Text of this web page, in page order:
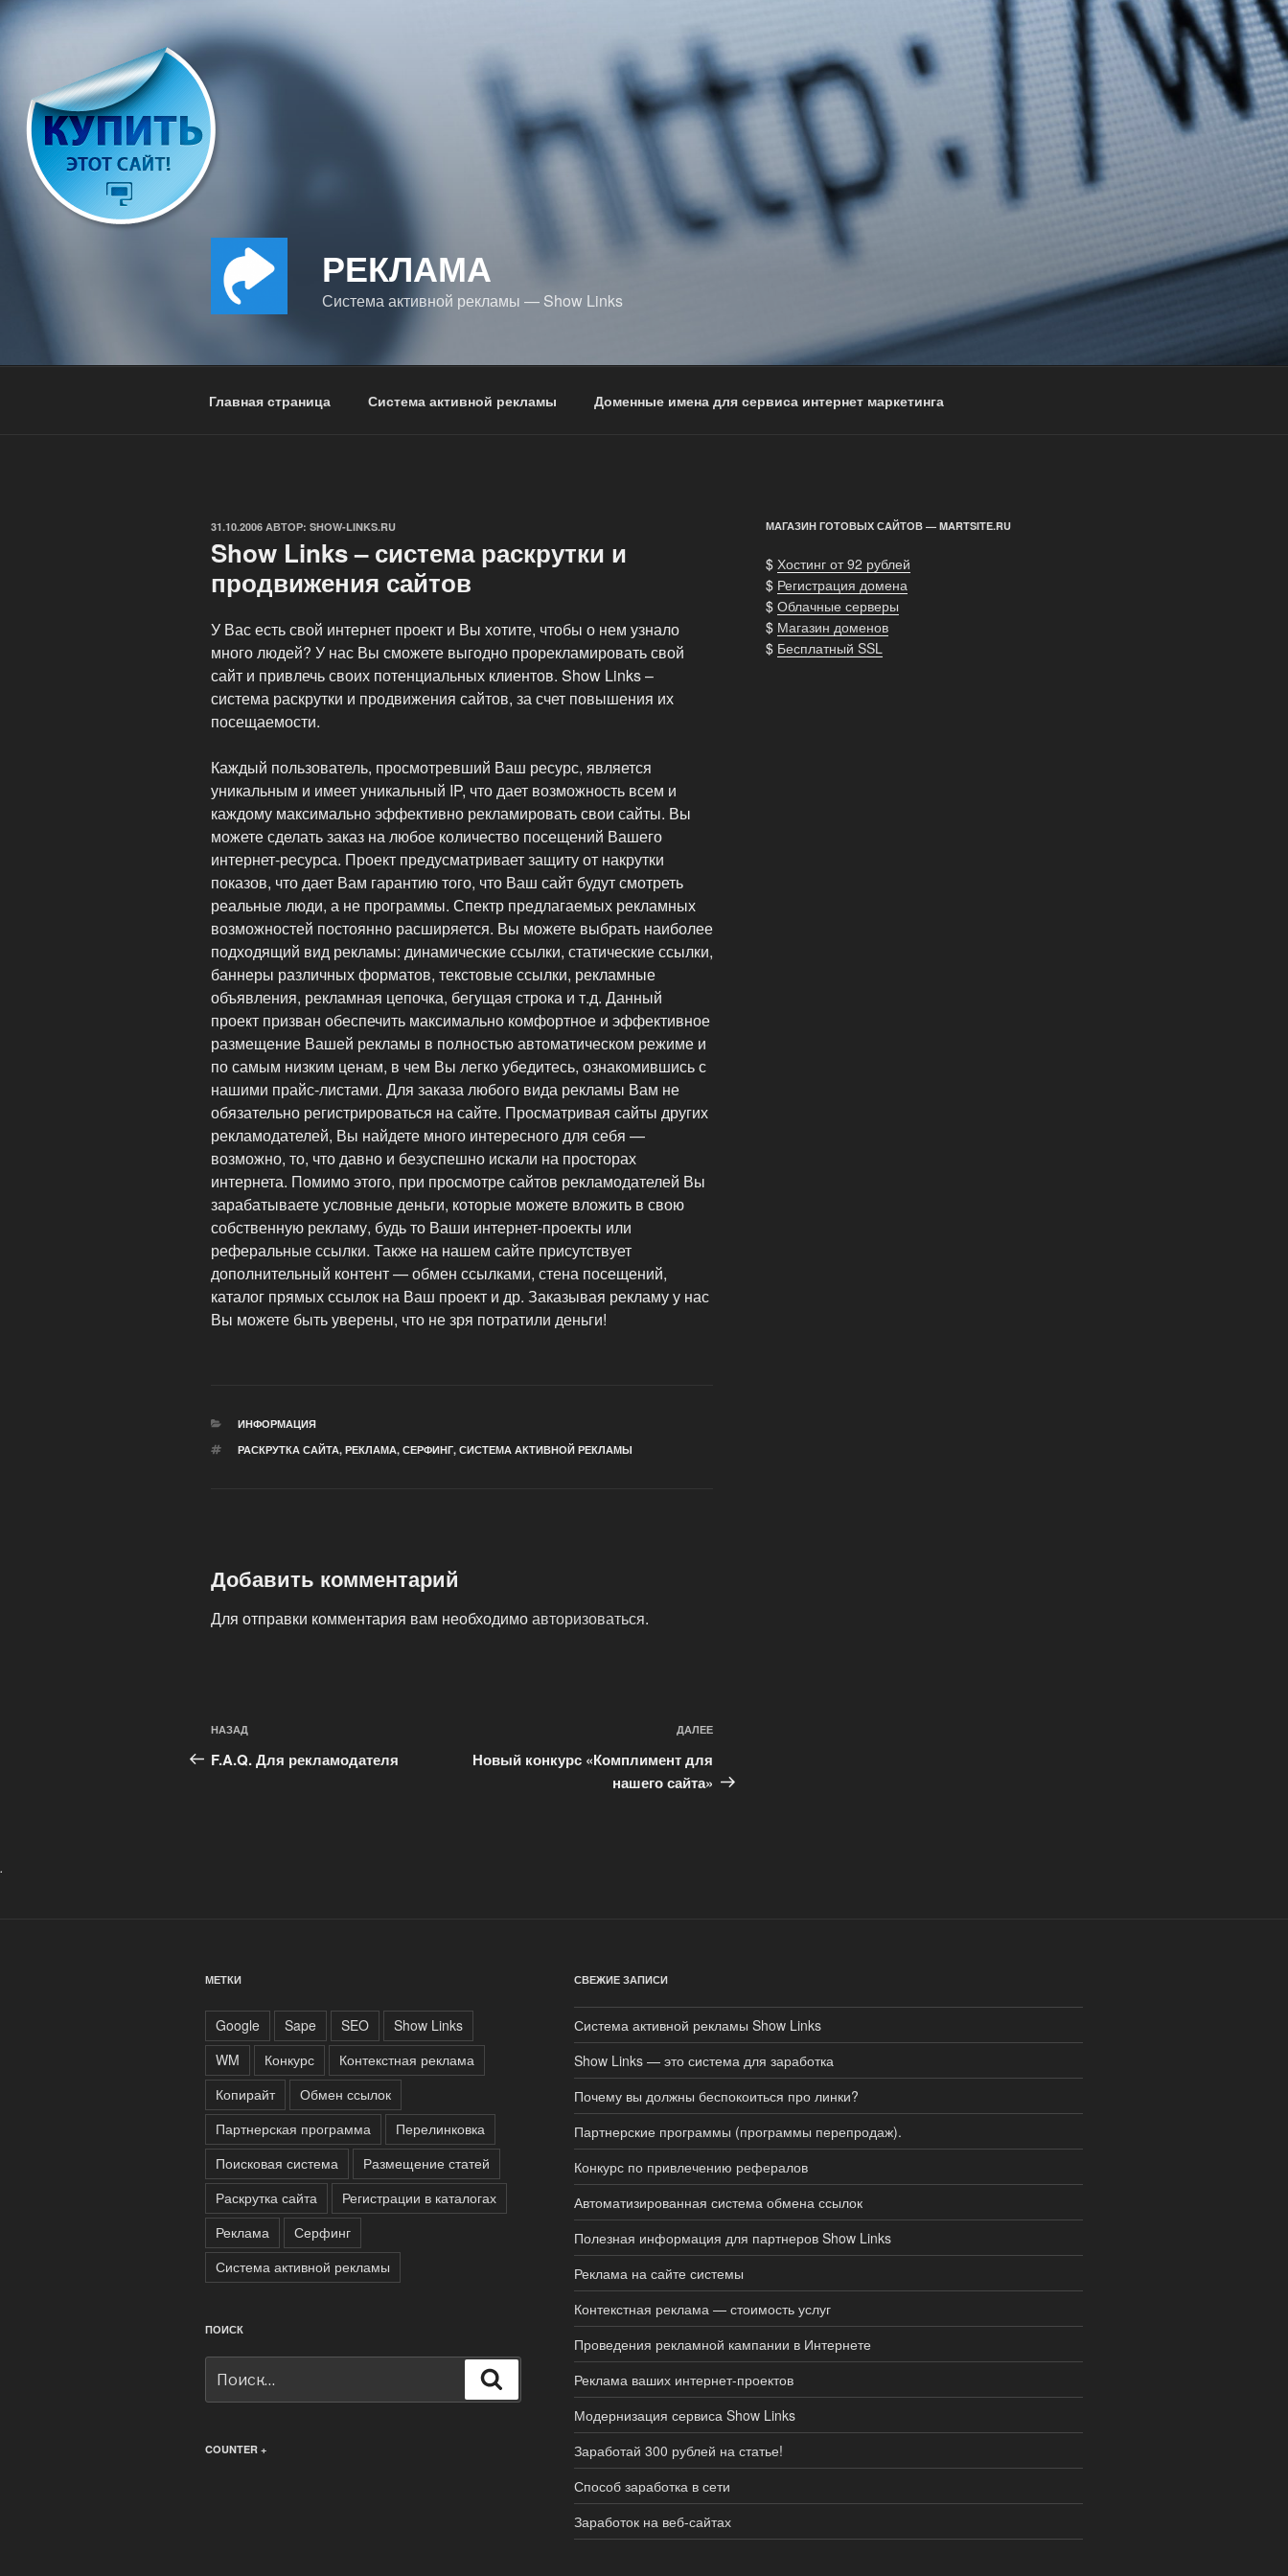
Перейти
РЕКЛАМА
Система активной рекламы — Show Links
Главная страница Система активной рекламы Доменные имена для сервиса интернет маркетинга
ОПУБЛИКОВАНО
31.10.2006 АВТОР: SHOW-LINKS.RU
Show Links – система раскрутки и
продвижения сайтов
У Вас есть свой интернет проект и Вы хотите, чтобы о нем узнало
много людей? У нас Вы сможете выгодно прорекламировать свой
сайт и привлечь своих потенциальных клиентов. Show Links –
система раскрутки и продвижения сайтов, за счет повышения их
посещаемости.
Каждый пользователь, просмотревший Ваш ресурс, является
уникальным и имеет уникальный IP, что дает возможность всем и
каждому максимально эффективно рекламировать свои сайты. Вы
можете сделать заказ на любое количество посещений Вашего
интернет-ресурса. Проект предусматривает защиту от накрутки
показов, что дает Вам гарантию того, что Ваш сайт будут смотреть
реальные люди, а не программы. Спектр предлагаемых рекламных
возможностей постоянно расширяется. Вы можете выбрать наиболее
подходящий вид рекламы: динамические ссылки, статические ссылки,
баннеры различных форматов, текстовые ссылки, рекламные
объявления, рекламная цепочка, бегущая строка и т.д. Данный
проект призван обеспечить максимально комфортное и эффективное
размещение Вашей рекламы в полностью автоматическом режиме и
по самым низким ценам, в чем Вы легко убедитесь, ознакомившись с
нашими прайс-листами. Для заказа любого вида рекламы Вам не
обязательно регистрироваться на сайте. Просматривая сайты других
рекламодателей, Вы найдете много интересного для себя —
возможно, то, что давно и безуспешно искали на просторах
интернета. Помимо этого, при просмотре сайтов рекламодателей Вы
зарабатываете условные деньги, которые можете вложить в свою
собственную рекламу, будь то Ваши интернет-проекты или
реферальные ссылки. Также на нашем сайте присутствует
дополнительный контент — обмен ссылками, стена посещений,
каталог прямых ссылок на Ваш проект и др. Заказывая рекламу у нас
Вы можете быть уверены, что не зря потратили деньги!
РУБРИКИ
ИНФОРМАЦИЯ
МЕТКИ
РАСКРУТКА САЙТА, РЕКЛАМА, СЕРФИНГ, СИСТЕМА АКТИВНОЙ РЕКЛАМЫ
Добавить комментарий
Для отправки комментария вам необходимоавторизоваться.
Навигация
по
Предыдущая
запись:
НАЗАД
F.A.Q. Для рекламодателя
ДАЛЕЕ
Новый конкурс «Комплимент для
нашего сайта»
МАГАЗИН ГОТОВЫХ САЙТОВ — MARTSITE.RU
$ Хостинг от 92 рублей
$ Регистрация домена
$ Облачные серверы
$ Магазин доменов
$ Бесплатный SSL
.
МЕТКИ
Google Sape SEO
Show Links
WM
Конкурс
Контекстная реклама
Копирайт
Обмен ссылок
Партнерская программа
Перелинковка
Поисковая система
Размещение статей
Раскрутка сайта
Регистрации в каталогах
Реклама
Серфинг
Система активной рекламы
ПОИСК
COUNTER +
СВЕЖИЕ ЗАПИСИ
Система активной рекламы Show Links
Show Links — это система для заработка
Почему вы должны беспокоиться про линки?
Партнерские программы (программы перепродаж).
Конкурс по привлечению рефералов
Автоматизированная система обмена ссылок
Полезная информация для партнеров Show Links
Реклама на сайте системы
Контекстная реклама — стоимость услуг
Проведения рекламной кампании в Интернете
Реклама ваших интернет-проектов
Модернизация сервиса Show Links
Заработай 300 рублей на статье!
Способ заработка в сети
Заработок на веб-сайтах